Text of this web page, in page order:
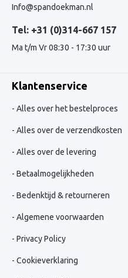
Info@spandoekman.nl
Tel: +31 (0)314-667 157
Ma t/m Vr 08:30 - 17:30 uur
Klantenservice
Alles over het bestelproces
Alles over de verzendkosten
Alles over de levering
Betaalmogelijkheden
Bedenktijd & retourneren
Algemene voorwaarden
Privacy Policy
Cookieverklaring